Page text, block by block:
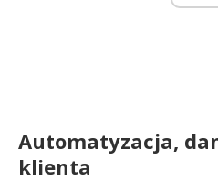
Automatyzacja,
klienta